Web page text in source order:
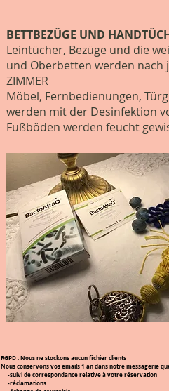
BETTBEZÜGE UND
Leintücher, Bezüge und die
und Oberbetten werden nach
ZIMMER
Möbel, Fernbedienungen,
werden mit der Desinfektion
Fußböden werden feucht
RGPD :Nousne stockons aucun fichier clients
Nous conservons vos emails 1 an dans notre messagerie
-suivi de correspondance relative à votre réservation
-réclamations